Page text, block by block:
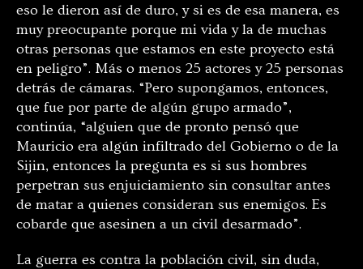
eso le dieron así de duro, y si es de esa manera, es
muy preocupante porque mi vida y la de muchas
otras personas que estamos en este proyecto está
en peligro”. Más o menos 25 actores y 25 personas
detrás de cámaras. “Pero supongamos, entonces,
que fue por parte de algún grupo armado”,
continúa, “alguien que de pronto pensó que
Mauricio era algún infiltrado del Gobierno o de la
Sijin, entonces la pregunta es si sus hombres
perpetran sus enjuiciamiento sin consultar antes
de matar a quienes consideran sus enemigos. Es
cobarde que asesinen a un civil desarmado”.
La guerra es contra la población civil, sin duda,